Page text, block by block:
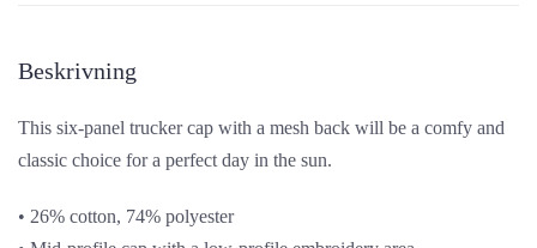
Beskrivning
This six-panel trucker cap with a mesh back will be a comfy and
classic choice for a perfect day in the sun.
• 26% cotton, 74% polyester